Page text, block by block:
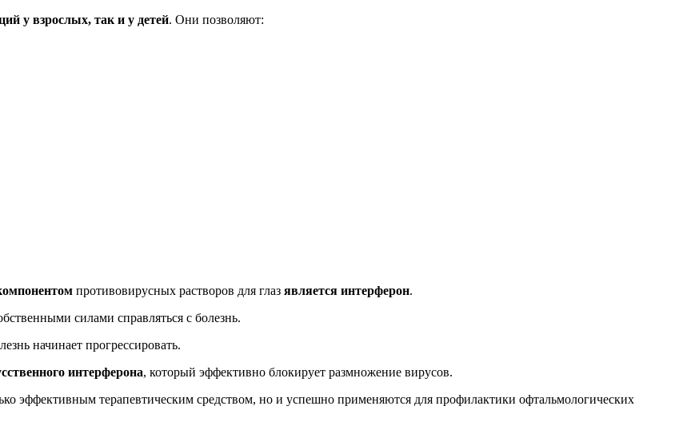
у взрослых, так и у детей. Они позволяют:
противовирусных растворов для глаз является интерферон.
силами справляться с болезнь.
начинает прогрессировать.
интерферона, который эффективно блокирует размножение вирусов.
эффективным терапевтическим средством, но и успешно применяются для профилактики офтальмологических